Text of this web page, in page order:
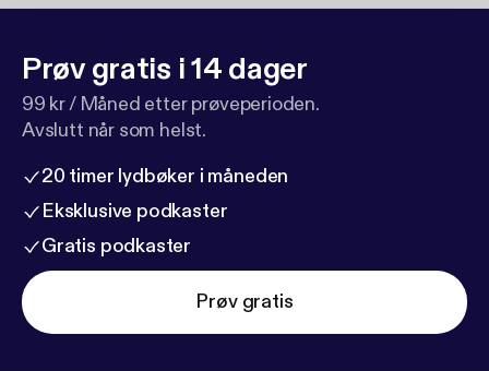
Prøv gratis i 14 dager
99 kr / Måned etter prøveperioden.
Avslutt når som helst.
20 timer lydbøker i måneden
Eksklusive podkaster
Gratis podkaster
Prøv gratis